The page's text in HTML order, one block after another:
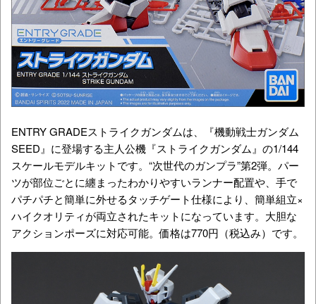
ENTRY GRADEストライクガンダムは、『機動戦士ガンダム
SEED』に登場する主人公機『ストライクガンダム』の1/144
スケールモデルキットです。“次世代のガンプラ”第2弾。パー
ツが部位ごとに纏まったわかりやすいランナー配置や、手で
パチパチと簡単に外せるタッチゲート仕様により、簡単組立×
ハイクオリティが両立されたキットになっています。大胆な
アクションポーズに対応可能。価格は770円（税込み）です。